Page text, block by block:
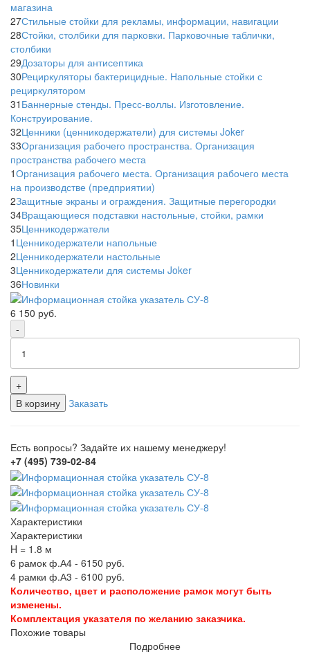
магазина
27Стильные стойки для рекламы, информации, навигации
28Стойки, столбики для парковки. Парковочные таблички,
столбики
29Дозаторы для антисептика
30Рециркуляторы бактерицидные. Напольные стойки с
рециркулятором
31 Баннерные стенды. Пресс-воллы. Изготовление.
Конструирование.
32Ценники (ценникодержатели) для системы Joker
33Организация рабочего пространства. Организация
пространства рабочего места
1Организация рабочего места. Организация рабочего места
на производстве (предприятии)
2Защитные экраны и ограждения. Защитные перегородки
34Вращающиеся подставки настольные, стойки, рамки
35Ценникодержатели
1 Ценникодержатели напольные
2Ценникодержатели настольные
3Ценникодержатели для системы Joker
36Новинки
6 150 руб.
-
+
В корзину Заказать
Есть вопросы? Задайте их нашему менеджеру!
+7 (495) 739-02-84
Характеристики
Характеристики
H = 1.8 м
6 рамок ф.А4 - 6150 руб.
4 рамки ф.А3 - 6100 руб.
Количество, цвет и расположение рамок могут быть
изменены.
Комплектация указателя по желанию заказчика.
Похожие товары
Подробнее